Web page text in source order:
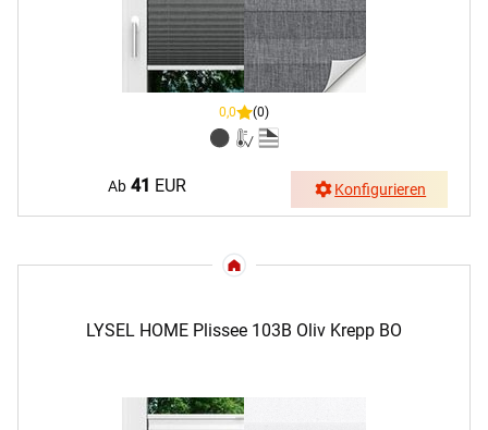
0,0 (0)
Ab 41 EUR Konfigurieren
LYSEL HOME Plissee 103B Oliv Krepp BO